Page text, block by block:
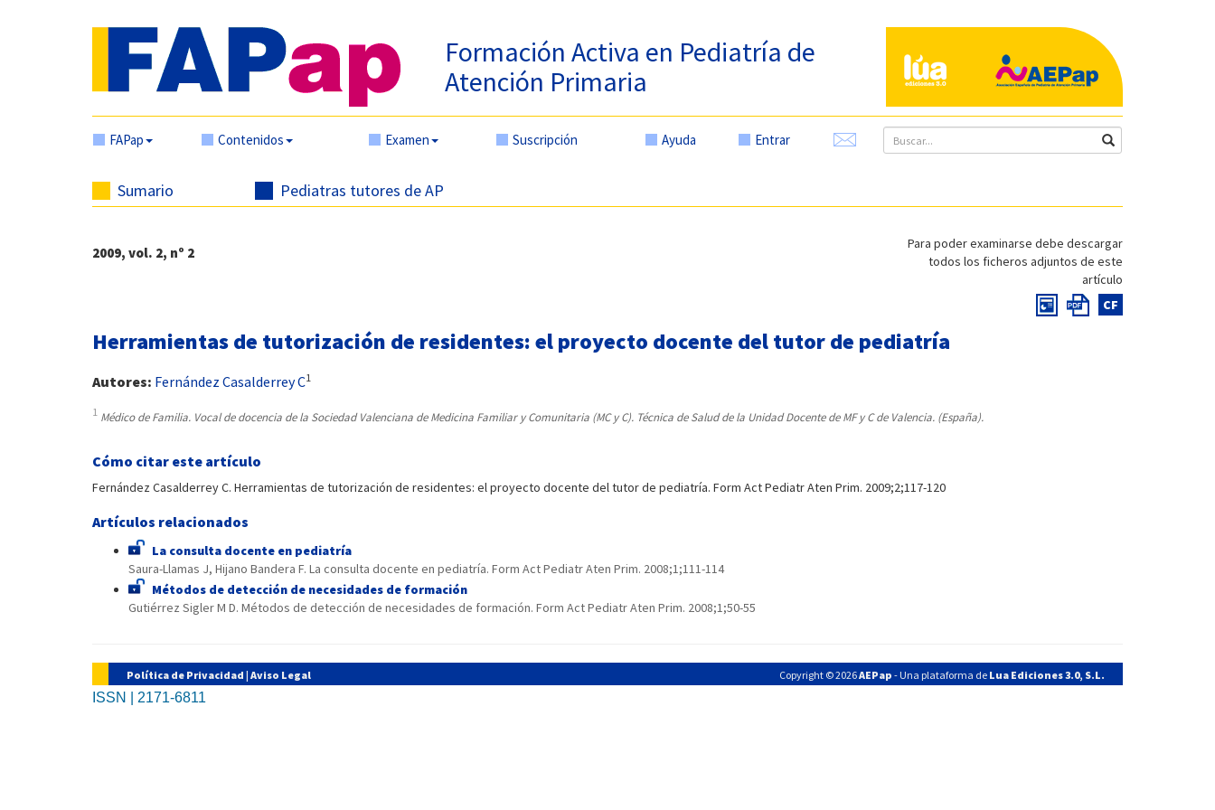
Formación Activa en Pediatría de
Atención Primaria
FAPap Contenidos Examen Suscripción Ayuda Entrar
Sumario Pediatras tutores de AP
Para poder examinarse debe descargar
todos los ficheros adjuntos de este
artículo
CF
2009, vol. 2, nº 2
Herramientas de tutorización de residentes: el proyecto docente del tutor de pediatría
Autores: Fernández Casalderrey C1
1 Médico de Familia. Vocal de docencia de la Sociedad Valenciana de Medicina Familiar y Comunitaria (MC y C). Técnica de Salud de la Unidad Docente de MF y C de Valencia. (España).
Cómo citar este artículo
Fernández Casalderrey C. Herramientas de tutorización de residentes: el proyecto docente del tutor de pediatría. Form Act Pediatr Aten Prim. 2009;2;117-120
Artículos relacionados
La consulta docente en pediatría
Saura-Llamas J, Hijano Bandera F. La consulta docente en pediatría. Form Act Pediatr Aten Prim. 2008;1;111-114
Métodos de detección de necesidades de formación
Gutiérrez Sigler M D. Métodos de detección de necesidades de formación. Form Act Pediatr Aten Prim. 2008;1;50-55
Política de Privacidad | Aviso Legal Copyright © 2026AEPap - Una plataforma de Lua Ediciones 3.0, S.L.
ISSN | 2171-6811